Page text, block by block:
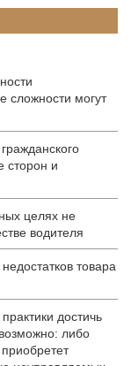
сложности могут
сторон и
целях не
водителя
товара
достичь
либо